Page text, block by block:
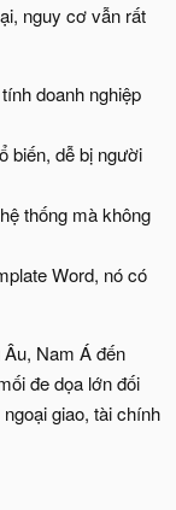
nguy cơ vẫn rất
doanh nghiệp
biến, dễ bị người
thống mà không
Word, nó có
Nam Á đến
đe dọa lớn đối
giao, tài chính